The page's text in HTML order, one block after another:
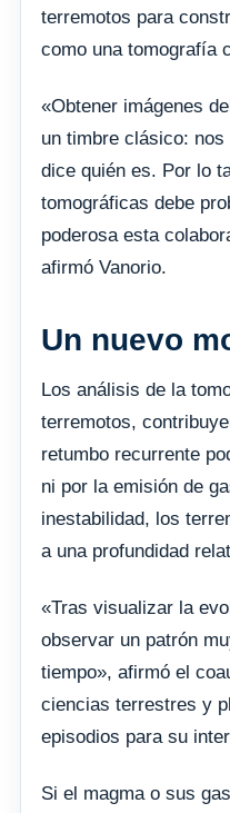
terremotos para
como una tomografía
«Obtener imágenes
un timbre clásico:
dice quién es. Por lo
tomográficas debe
poderosa esta
afirmó Vanorio.
Un nuevo
Los análisis de la
terremotos,
retumbo recurrente
ni por la emisión de
inestabilidad, los
a una profundidad
«Tras visualizar la
observar un patrón
tiempo», afirmó el
ciencias terrestres y
episodios para su
Si el magma o sus